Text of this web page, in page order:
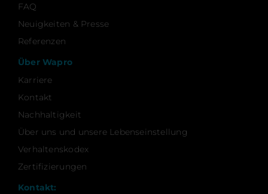
Kontakt:
FAQ
Neuigkeiten & Presse
Referenzen
Über Wapro
Karriere
Kontakt
Nachhaltigkeit
Über uns und unsere Lebenseinstellung
Verhaltenskodex
Zertifizierungen